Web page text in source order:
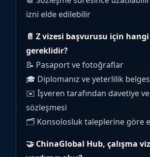
izni elde edilebilir
📄 Z vizesi başvurusu için
gereklidir?
📝 Pasaport ve fotoğraflar
🎓 Diplomanız ve yeterlilik
✉️ İşveren tarafından davetiye
sözleşmesi
🗂️ Konsolosluk taleplerine göre
🤝 ChinaGlobal Hub, çalışma